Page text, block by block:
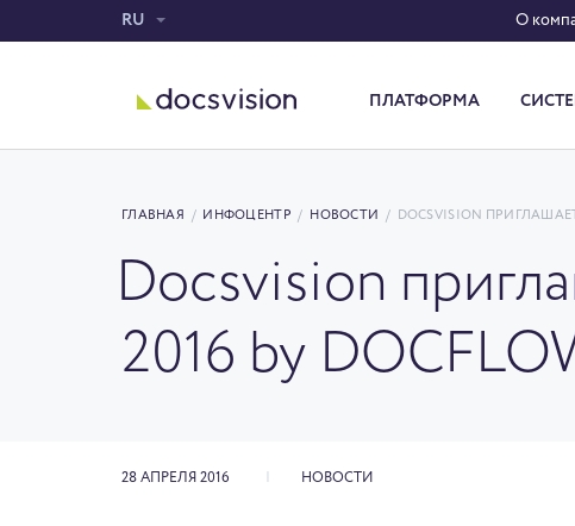
RU О
ПЛАТФОРМА
ГЛАВНАЯ / ИНФОЦЕНТР / НОВОСТИ / DOCSVISION ПРИГЛАШАЕТ
Docsvision
2016 by
28 АПРЕЛЯ 2016 НОВОСТИ